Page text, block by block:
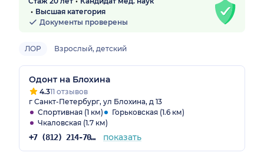
Высшая категория
Документы проверены
ЛОР Взрослый, детский
Одонт на Блохина
4.311 отзывов
г Санкт-Петербург, ул Блохина, д 13
Спортивная (1 км)
Горьковская (1.6 км)
Чкаловская (1.7 км)
+7 (812) 214-70-82 показать